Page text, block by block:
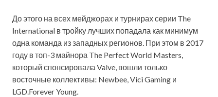
До этого на всех мейджорах и турнирах серии The
International в тройку лучших попадала как минимум
одна команда из западных регионов. При этом в 2017
году в топ-3 майнора The Perfect World Masters,
который спонсировала Valve, вошли только
восточные коллективы: Newbee, Vici Gaming и
LGD.Forever Young.